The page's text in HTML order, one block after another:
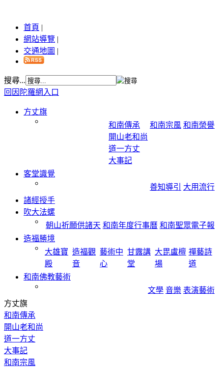
首頁 |
網站導覽 |
交通地圖 |
搜尋...
回因陀羅網入口
方丈旗
和南傳承
開山老和尚
道一方丈
大事記
和南宗風 和南榮譽
客堂識覺
善知導引
大用流行
諸經授手
吹大法螺
朝山祈願供諸天 和南年度行事曆 和南聖眾電子報
造福勝境
大雄寶
殿
造福觀
音
藝術中
心
甘露講
堂
大毘盧檀
場
禪藝詩
道
和南佛教藝術
文學 音樂 表演藝術
方丈旗
和南傳承
開山老和尚
道一方丈
大事記
和南宗風